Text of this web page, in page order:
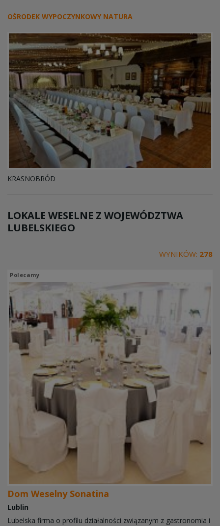
OŚRODEK WYPOCZYNKOWY NATURA
KRASNOBRÓD
LOKALE WESELNE Z WOJEWÓDZTWA
LUBELSKIEGO
WYNIKÓW: 278
Polecamy
Dom Weselny Sonatina
Lublin
Lubelska firma o profilu działalności związanym z gastronomia i